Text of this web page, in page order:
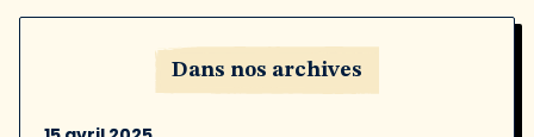
Dans nos archives